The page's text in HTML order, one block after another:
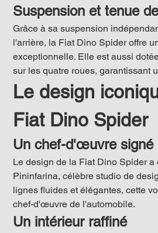
Suspension et tenue
Grâce à sa suspension
l'arrière, la Fiat Dino Spider offre
exceptionnelle. Elle est aussi
sur les quatre roues, garantissant
Le design
Fiat Dino Spider
Un chef-d'œuvre signé
Le design de la Fiat Dino Spider a
Pininfarina, célèbre studio de
lignes fluides et élégantes, cette
chef-d'œuvre de l'automobile.
Un intérieur raffiné